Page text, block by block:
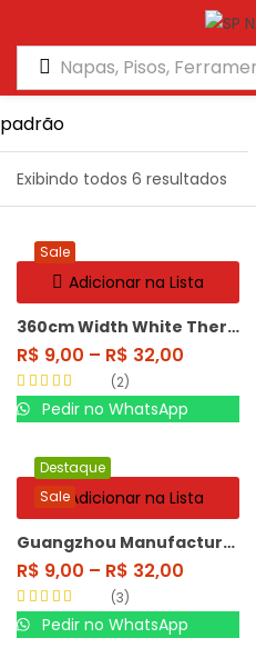
Exibindo todos 6 resultados
Adicionar na Lista
Sale
360cm Width White Thermofoil
R$ 9,00 – R$ 32,00
Avaliação5.00
de 5
2
Pedir no WhatsApp
Adicionar na Lista
Sale
Destaque
Guangzhou Manufacturer Oppein
R$ 9,00 – R$ 32,00
Avaliação5.00
de 5
3
Pedir no WhatsApp